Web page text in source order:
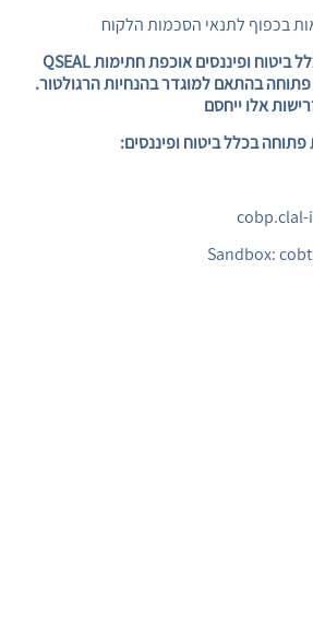
בכפוף לתנאי הסכמות הלקוח
4. חתימה על שדרים: כלל ביטוח ופיננסים אוכפת חתימות QSEAL
בהתאם למוגדר בהנחיות הרגולטור.
אלו ייחסם